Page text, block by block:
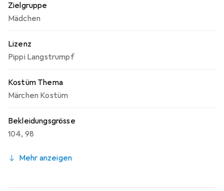
Zielgruppe
Mädchen
Lizenz
Pippi Langstrumpf
Kostüm Thema
Märchen Kostüm
Bekleidungsgrösse
104, 98
Mehr anzeigen